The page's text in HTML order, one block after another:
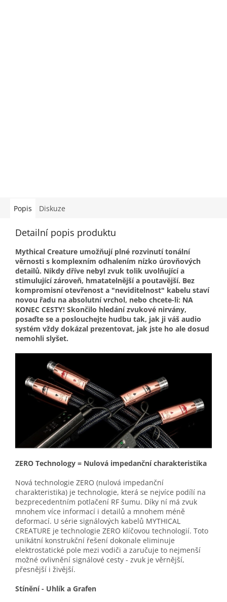
Popis Diskuze
Detailní popis produktu
Mythical Creature umožňují plné rozvinutí tonální
věrnosti s komplexním odhalením nízko úrovňových
detailů. Nikdy dříve nebyl zvuk tolik uvolňující a
stimulující zároveň, hmatatelnější a poutavější. Bez
kompromisní otevřenost a "neviditelnost" kabelu staví
novou řadu na absolutní vrchol, nebo chcete-li: NA
KONEC CESTY! Skončilo hledání zvukové nirvány,
posaďte se a poslouchejte hudbu tak, jak ji váš audio
systém vždy dokázal prezentovat, jak jste ho ale dosud
nemohli slyšet.
ZERO Technology = Nulová impedanční charakteristika
Nová technologie ZERO (nulová impedanční
charakteristika) je technologie, která se nejvíce podílí na
bezprecedentním potlačení RF šumu. Díky ní má zvuk
mnohem více informací i detailů a mnohem méně
deformací. U série signálových kabelů MYTHICAL
CREATURE je technologie ZERO klíčovou technologií. Toto
unikátní konstrukční řešení dokonale eliminuje
elektrostatické pole mezi vodiči a zaručuje to nejmenší
možné ovlivnění signálové cesty - zvuk je věrnější,
přesnější i živější.
Stínění - Uhlík a Grafen